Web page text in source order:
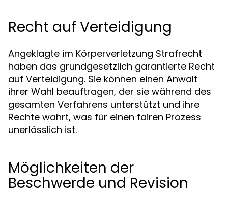
Recht auf Verteidigung
Angeklagte im Körperverletzung Strafrecht
haben das grundgesetzlich garantierte Recht
auf Verteidigung. Sie können einen Anwalt
ihrer Wahl beauftragen, der sie während des
gesamten Verfahrens unterstützt und ihre
Rechte wahrt, was für einen fairen Prozess
unerlässlich ist.
Möglichkeiten der
Beschwerde und Revision